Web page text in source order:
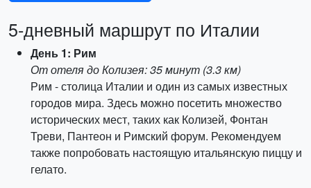
5-дневный маршрут по Италии
День 1: Рим
От отеля до Колизея: 35 минут (3.3 км)
Рим - столица Италии и один из самых известных
городов мира. Здесь можно посетить множество
исторических мест, таких как Колизей, Фонтан
Треви, Пантеон и Римский форум. Рекомендуем
также попробовать настоящую итальянскую пиццу и
гелато.